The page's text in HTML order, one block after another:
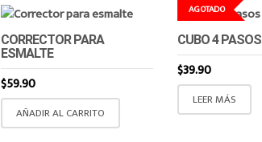
CORRECTOR PARA
ESMALTE
$59.90
AÑADIR AL CARRITO
AGOTADO
CUBO 4 PASOS
$39.90
LEER MÁS